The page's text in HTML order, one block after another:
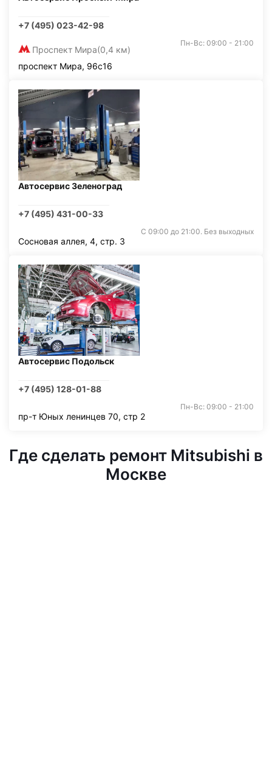
+7 (495) 023-42-98
Проспект Мира(0,4 км)
Пн-Вс: 09:00 - 21:00
проспект Мира, 96с16
Автосервис Зеленоград
+7 (495) 431-00-33
С 09:00 до 21:00. Без выходных
Сосновая аллея, 4, стр. 3
Автосервис Подольск
+7 (495) 128-01-88
Пн-Вс: 09:00 - 21:00
пр-т Юных ленинцев 70, стр 2
Где сделать ремонт Mitsubishi в
Москве